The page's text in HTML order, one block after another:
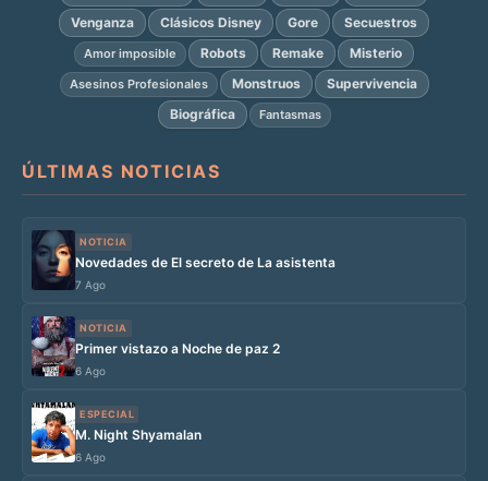
Venganza
Clásicos Disney Gore Secuestros
Amor imposible Robots Remake Misterio
Asesinos Profesionales Monstruos
Supervivencia
Biográfica
Fantasmas
ÚLTIMAS NOTICIAS
NOTICIA
Novedades de El secreto de La asistenta
7 Ago
NOTICIA
Primer vistazo a Noche de paz 2
6 Ago
ESPECIAL
M. Night Shyamalan
6 Ago